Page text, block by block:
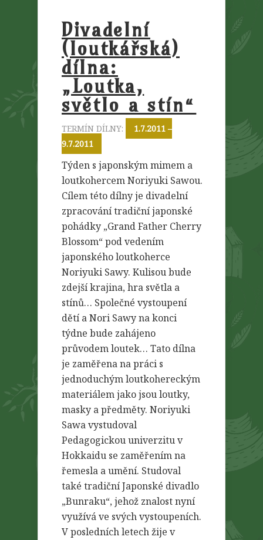
Divadelní
(loutkářská)
dílna:
„Loutka,
světlo a stín“
TERMÍN DÍLNY:
1.7.2011 –
9.7.2011
Týden s japonským mimem a
loutkohercem Noriyuki Sawou.
Cílem této dílny je divadelní
zpracování tradiční japonské
pohádky „Grand Father Cherry
Blossom“ pod vedením
japonského loutkoherce
Noriyuki Sawy. Kulisou bude
zdejší krajina, hra světla a
stínů… Společné vystoupení
dětí a Nori Sawy na konci
týdne bude zahájeno
průvodem loutek… Tato dílna
je zaměřena na práci s
jednoduchým loutkohereckým
materiálem jako jsou loutky,
masky a předměty. Noriyuki
Sawa vystudoval
Pedagogickou univerzitu v
Hokkaidu se zaměřením na
řemesla a umění. Studoval
také tradiční Japonské divadlo
„Bunraku“, jehož znalost nyní
využívá ve svých vystoupeních.
V posledních letech žije v